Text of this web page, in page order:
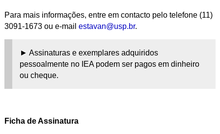
Para mais informações, entre em contacto pelo telefone (11)
3091-1673 ou e-mail estavan@usp.br.
► Assinaturas e exemplares adquiridos
pessoalmente no IEA podem ser pagos em dinheiro
ou cheque.
Ficha de Assinatura